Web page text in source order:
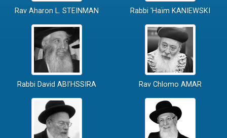
Rav Aharon L. STEINMAN Rabbi 'Haïm KANIEWSKI
Rabbi David ABI'HSSIRA Rav Chlomo AMAR